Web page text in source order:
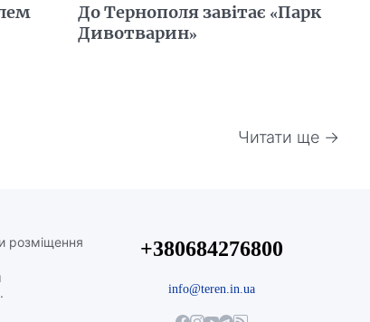
До Тернополя завітає «Парк
Дивотварин»
Читати ще →
розміщення
+380684276800
info@teren.in.ua